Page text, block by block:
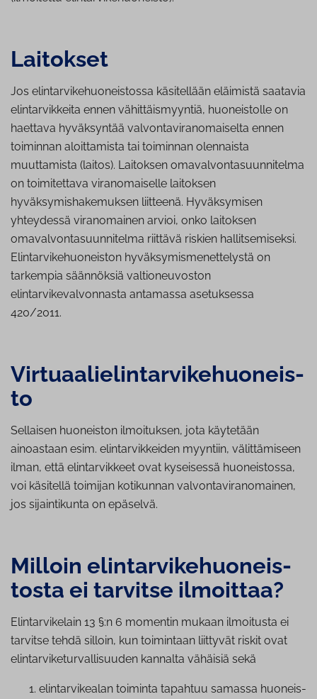
Laitokset
Jos elintarvikehuoneistossa käsitellään eläimistä saatavia
elintarvikkeita ennen vähittäismyyntiä, huoneistolle on
haettava hyväksyntää valvontaviranomaiselta ennen
toiminnan aloittamista tai toiminnan olennaista
muuttamista (laitos). Laitoksen omavalvontasuunnitelma
on toimitettava viranomaiselle laitoksen
hyväksymishakemuksen liitteenä. Hyväksymisen
yhteydessä viranomainen arvioi, onko laitoksen
omavalvontasuunnitelma riittävä riskien hallitsemiseksi.
Elintarvikehuoneiston hyväksymismenettelystä on
tarkempia säännöksiä valtioneuvoston
elintarvikevalvonnasta antamassa asetuksessa
420/2011.
Vir­tu­aa­lie­lin­tar­vi­ke­huo­neis­
to
Sellaisen huoneiston ilmoituksen, jota käytetään
ainoastaan esim. elintarvikkeiden myyntiin, välittämiseen
ilman, että elintarvikkeet ovat kyseisessä huoneistossa,
voi käsitellä toimijan kotikunnan valvontaviranomainen,
jos sijaintikunta on epäselvä.
Milloin elin­tar­vi­ke­huo­neis­
tos­ta ei tarvitse ilmoittaa?
Elintarvikelain 13 §:n 6 momentin mukaan ilmoitusta ei
tarvitse tehdä silloin, kun toimintaan liittyvät riskit ovat
elintarviketurvallisuuden kannalta vähäisiä sekä
elin­tar­vi­kea­lan toiminta tapahtuu samassa huo­neis­